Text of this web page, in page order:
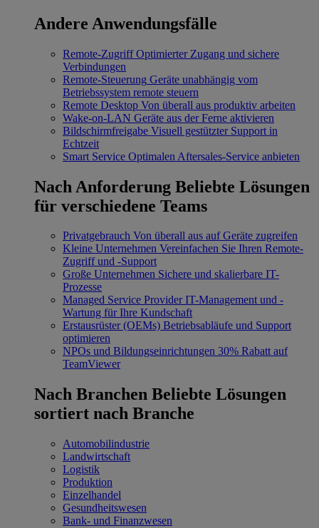
Andere Anwendungsfälle
Remote-Zugriff Optimierter Zugang und sichere
Verbindungen
Remote-Steuerung Geräte unabhängig vom
Betriebssystem remote steuern
Remote Desktop Von überall aus produktiv arbeiten
Wake-on-LAN Geräte aus der Ferne aktivieren
Bildschirmfreigabe Visuell gestützter Support in
Echtzeit
Smart Service Optimalen Aftersales-Service anbieten
Nach Anforderung Beliebte Lösungen
für verschiedene Teams
Privatgebrauch Von überall aus auf Geräte zugreifen
Kleine Unternehmen Vereinfachen Sie Ihren Remote-
Zugriff und -Support
Große Unternehmen Sichere und skalierbare IT-
Prozesse
Managed Service Provider IT-Management und -
Wartung für Ihre Kundschaft
Erstausrüster (OEMs) Betriebsabläufe und Support
optimieren
NPOs und Bildungseinrichtungen 30% Rabatt auf
TeamViewer
Nach Branchen Beliebte Lösungen
sortiert nach Branche
Automobilindustrie
Landwirtschaft
Logistik
Produktion
Einzelhandel
Gesundheitswesen
Bank- und Finanzwesen